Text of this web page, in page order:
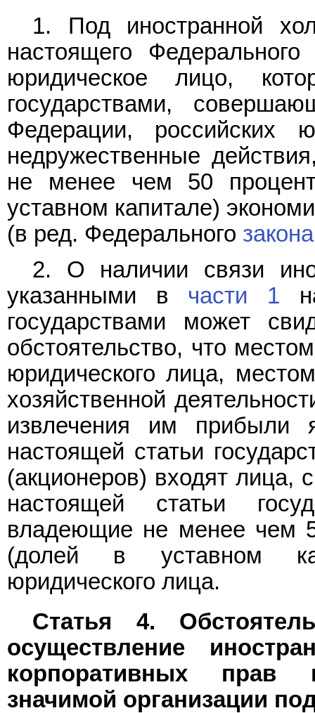
1. Под иностранной
настоящего
юридическое лицо,
государствами,
Федерации, российских
недружественные
не менее чем 50
уставном капитале)
(в ред. Федерального закона
2. О наличии связи
указанными в части 1
государствами может
обстоятельство, что
юридического лица,
хозяйственной
извлечения им
настоящей статьи
(акционеров) входят лица,
настоящей статьи
владеющие не менее чем
(долей в уставном
юридического лица.
Статья 4.
осуществление
корпоративных прав
значимой организации